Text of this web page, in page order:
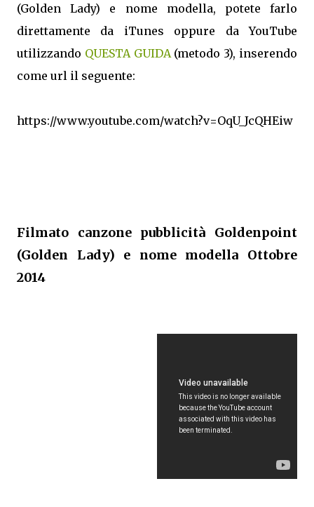
(Golden Lady) e nome modella, potete farlo
direttamente da iTunes oppure da YouTube
utilizzando QUESTA GUIDA (metodo 3), inserendo
come url il seguente:
https://www.youtube.com/watch?v=OqU_JcQHEiw
Filmato canzone pubblicità Goldenpoint
(Golden Lady) e nome modella Ottobre
2014